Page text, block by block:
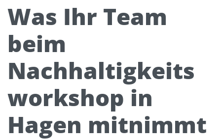
Was Ihr Team
beim
Nachhaltigkeits
workshop in
Hagen mitnimmt